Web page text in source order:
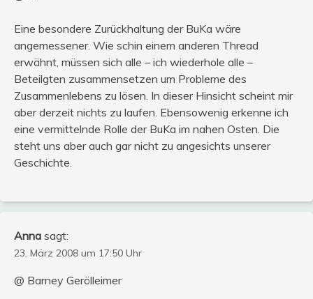
Eine besondere Zurückhaltung der BuKa wäre
angemessener. Wie schin einem anderen Thread
erwähnt, müssen sich alle – ich wiederhole alle –
Beteilgten zusammensetzen um Probleme des
Zusammenlebens zu lösen. In dieser Hinsicht scheint mir
aber derzeit nichts zu laufen. Ebensowenig erkenne ich
eine vermittelnde Rolle der BuKa im nahen Osten. Die
steht uns aber auch gar nicht zu angesichts unserer
Geschichte.
Anna sagt:
23. März 2008 um 17:50 Uhr
@ Barney Gerölleimer